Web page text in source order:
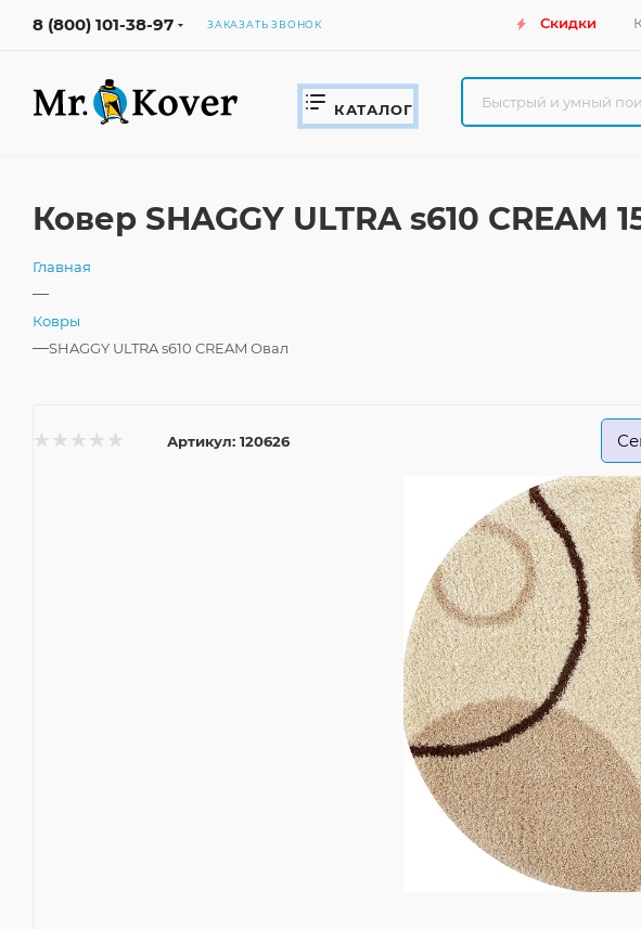
8 (800) 101-38-97 ЗАКАЗАТЬ ЗВОНОК Скидки
КАТАЛОГ
Ковер SHAGGY ULTRA s610
Главная
—
Ковры
—SHAGGY ULTRA s610 CREAM Овал
Артикул: 120626